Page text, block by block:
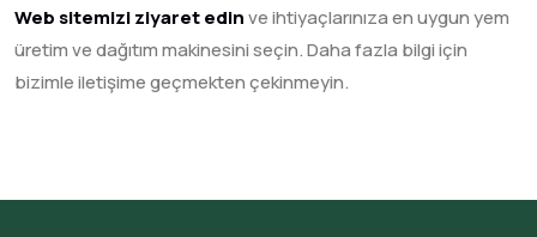
Web sitemizi ziyaret edinve ihtiyaçlarınıza en uygun yem
üretim ve dağıtım makinesini seçin. Daha fazla bilgi için
bizimle iletişime geçmekten çekinmeyin.